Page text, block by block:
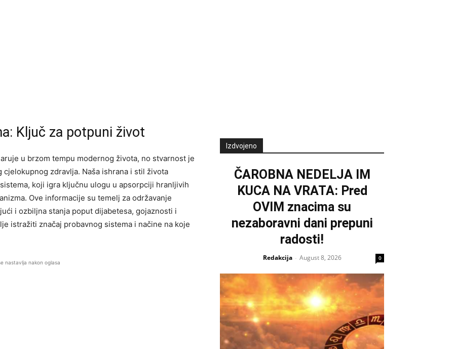
Ključ za potpuni život
u brzom tempu modernog života, no stvarnost je
zdravlja. Naša ishrana i stil života
koji igra ključnu ulogu u apsorpciji hranljivih
Ove informacije su temelj za održavanje
i ozbiljna stanja poput dijabetesa, gojaznosti i
istražiti značaj probavnog sistema i načine na koje
nastavlja nakon oglasa
Izdvojeno
ČAROBNA NEDELJA IM
KUCA NA VRATA: Pred
OVIM znacima su
nezaboravni dani prepuni
radosti!
Redakcija - August 8, 2026 0